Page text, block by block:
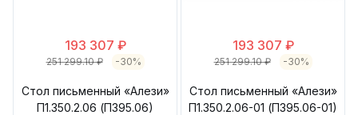
193 307 ₽
251 299.10 ₽ -30%
Стол письменный «Алези»
П1.350.2.06 (П395.06)
193 307 ₽
251 299.10 ₽ -30%
Стол письменный «Алези»
П1.350.2.06-01 (П395.06-01)